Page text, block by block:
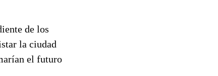
de los
la ciudad
el futuro